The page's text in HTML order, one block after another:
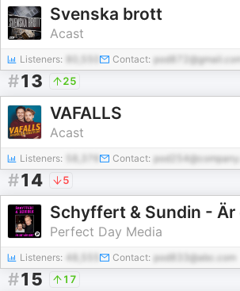
Svenska brott
Acast
Listeners: Contact: pod872@gmail.com
#13 25
VAFALLS
Acast
Listeners: Contact:
#14 5
Schyffert & Sundin - Är
Perfect Day Media
Listeners: 48,555 Contact: pod833@abc.com
#15 17